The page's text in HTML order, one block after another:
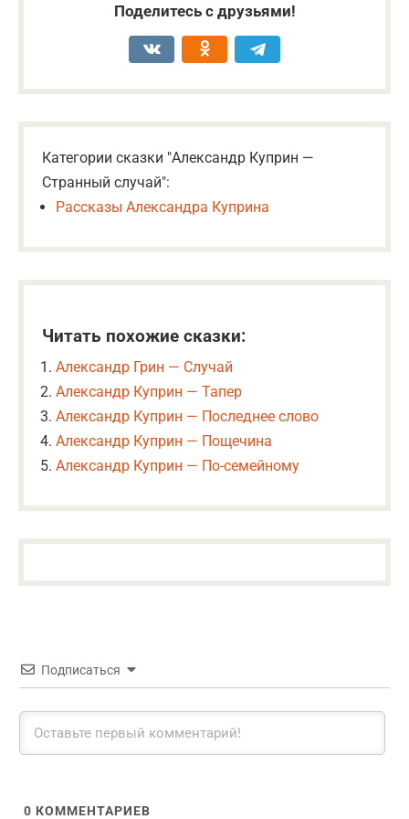
Поделитесь с друзьями!
Категории сказки "Александр Куприн —
Странный случай":
Рассказы Александра Куприна
Читать похожие сказки:
Александр Грин — Случай
Александр Куприн — Тапер
Александр Куприн — Последнее слово
Александр Куприн — Пощечина
Александр Куприн — По-семейному
Подписаться
0 КОММЕНТАРИЕВ